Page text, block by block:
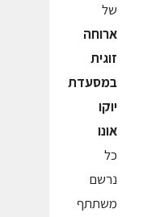
של
ארוחה
זוגית
במסעדת
יוקו
אונו
כל
נרשם
משתתף